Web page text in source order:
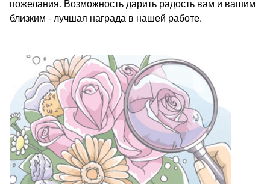
пожелания. Возможность дарить радость вам и вашим
близким - лучшая награда в нашей работе.